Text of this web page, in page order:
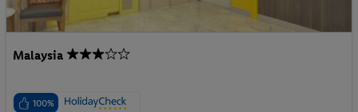
Malaysia
100%